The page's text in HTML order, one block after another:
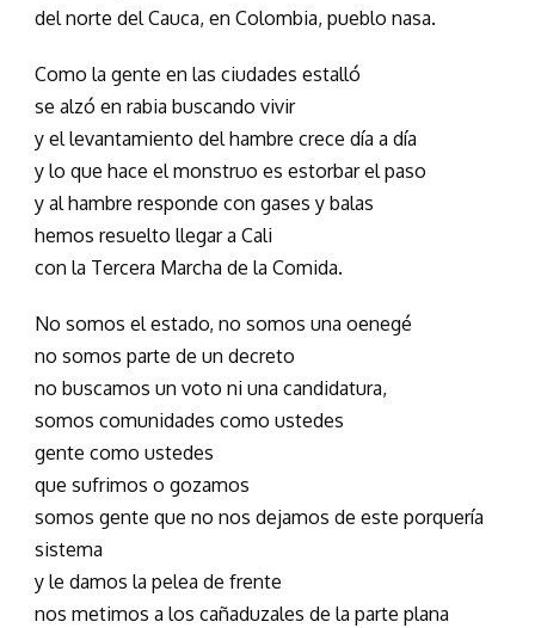
del norte del Cauca, en Colombia, pueblo nasa.
Como la gente en las ciudades estalló
se alzó en rabia buscando vivir
y el levantamiento del hambre crece día a día
y lo que hace el monstruo es estorbar el paso
y al hambre responde con gases y balas
hemos resuelto llegar a Cali
con la Tercera Marcha de la Comida.
No somos el estado, no somos una oenegé
no somos parte de un decreto
no buscamos un voto ni una candidatura,
somos comunidades como ustedes
gente como ustedes
que sufrimos o gozamos
somos gente que no nos dejamos de este porquería
sistema
y le damos la pelea de frente
nos metimos a los cañaduzales de la parte plana